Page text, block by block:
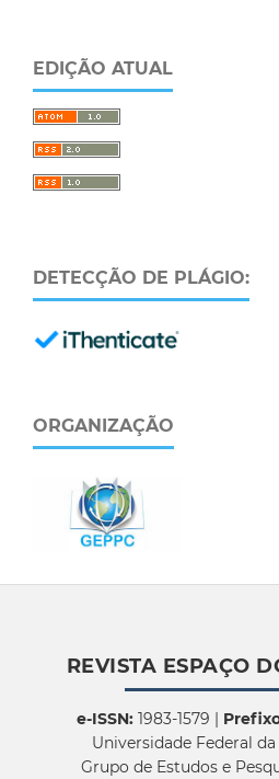
EDIÇÃO ATUAL
DETECÇÃO DE PLÁGIO:
ORGANIZAÇÃO
REVISTA ESPAÇO
e-ISSN:1983-1579 |
Universidade Federal
Grupo de Estudos e